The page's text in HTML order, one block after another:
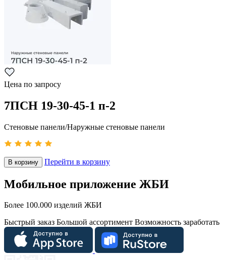
Цена по запросу
7ПСН 19-30-45-1 п-2
Стеновые панели/Наружные стеновые панели
В корзину Перейти в корзину
Мобильное приложение ЖБИ
Более 100.000 изделий ЖБИ
Быстрый заказ Большой ассортимент Возможность заработать